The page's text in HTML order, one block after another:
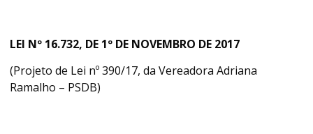
LEI Nº 16.732, DE 1º DE NOVEMBRO DE 2017
(Projeto de Lei nº 390/17, da Vereadora Adriana
Ramalho – PSDB)